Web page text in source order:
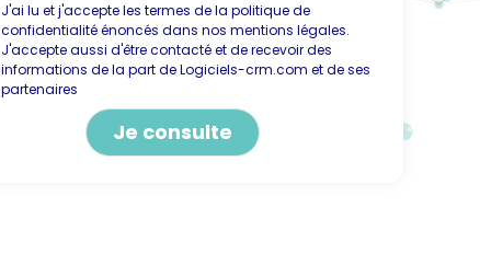
J'ai lu et j'accepte les termes de la politique de
confidentialité énoncés dans nos mentions légales.
J'accepte aussi d'être contacté et de recevoir des
informations de la part de Logiciels-crm.com et de ses
partenaires